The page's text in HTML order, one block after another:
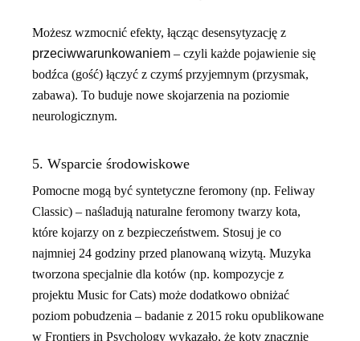
Możesz wzmocnić efekty, łącząc desensytyzację z
przeciwwarunkowaniem – czyli każde pojawienie się
bodźca (gość) łączyć z czymś przyjemnym (przysmak,
zabawa). To buduje nowe skojarzenia na poziomie
neurologicznym.
5. Wsparcie środowiskowe
Pomocne mogą być syntetyczne feromony (np. Feliway
Classic) – naśladują naturalne feromony twarzy kota,
które kojarzy on z bezpieczeństwem. Stosuj je co
najmniej 24 godziny przed planowaną wizytą. Muzyka
tworzona specjalnie dla kotów (np. kompozycje z
projektuMusic for Cats) może dodatkowo obniżać
poziom pobudzenia – badanie z 2015 roku opublikowane
wFrontiers in Psychology wykazało, że koty znacznie